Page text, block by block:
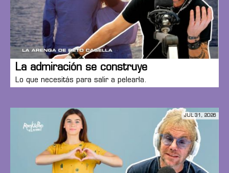
La admiración se construye
Lo que necesitás para salir a pelearla.
JUL 31, 2026